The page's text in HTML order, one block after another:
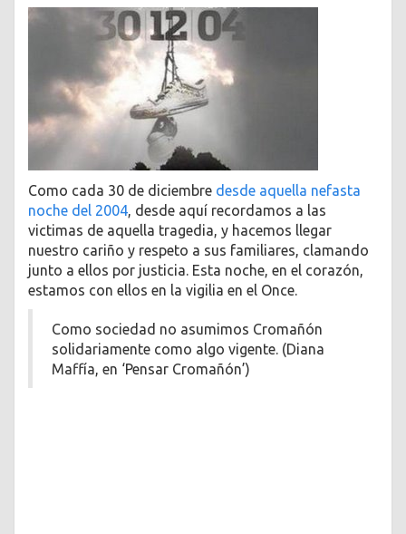
Como cada 30 de diciembre desde aquella nefasta
noche del 2004 , desde aquí recordamos a las
victimas de aquella tragedia, y hacemos llegar
nuestro cariño y respeto a sus familiares, clamando
junto a ellos por justicia. Esta noche, en el corazón,
estamos con ellos en la vigilia en el Once.
Como sociedad no asumimos Cromañón
solidariamente como algo vigente. (Diana
Maffía, en ‘Pensar Cromañón’)